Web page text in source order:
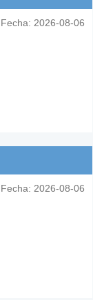
Fecha: 2026-08-06
Fecha: 2026-08-06